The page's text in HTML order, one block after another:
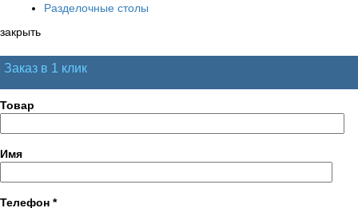
Разделочные столы
закрыть
Заказ в 1 клик
Товар
Имя
Телефон *